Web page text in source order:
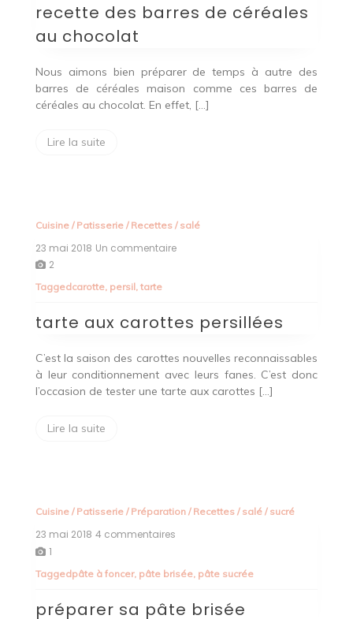
au
chocolat
recette des barres de céréales
au chocolat
Nous aimons bien préparer de temps à autre des
barres de céréales maison comme ces barres de
céréales au chocolat. En effet, […]
Lire la suite
Cuisine/ Patisserie/ Recettes/ salé
23 mai 2018 Un commentairesur
2
Taggedcarotte, persil, tarte
tarte aux carottes persillées
C’est la saison des carottes nouvelles reconnaissables
à leur conditionnement avec leurs fanes. C’est donc
l’occasion de tester une tarte aux carottes […]
Lire la suite
Cuisine/ Patisserie/ Préparation/ Recettes/ salé/ sucré
23 mai 2018 4 commentaires
pâte
1
Taggedpâte à foncer, pâte brisée, pâte sucrée
préparer sa pâte brisée